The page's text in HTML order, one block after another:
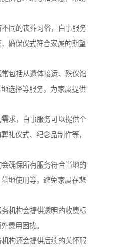
同的丧葬习俗，白事服务
确保仪式符合家属的期望
包括从遗体接运、殡仪馆
选择等服务，为家属提供
求，白事服务可以提供个
礼仪式、纪念品制作等，
确保所有服务符合当地的
地使用等，避免家属在悲
机构会提供透明的收费标
费用困扰。
构还会提供后续的关怀服